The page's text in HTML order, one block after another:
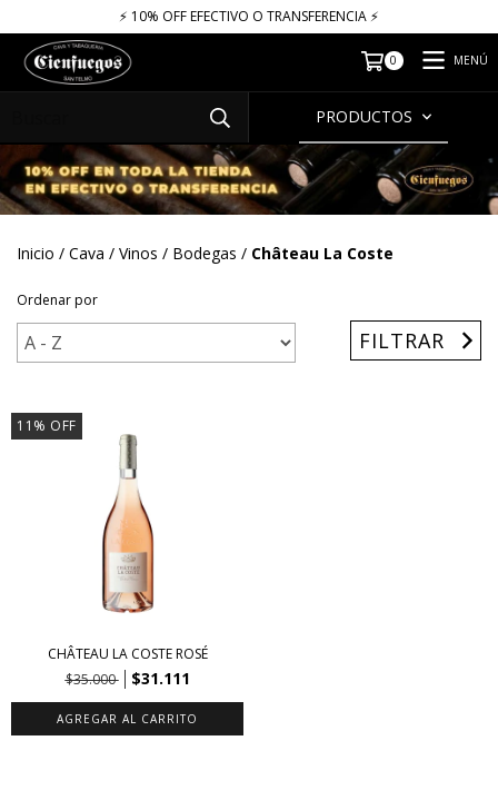
⚡​​​ 10% OFF EFECTIVO O TRANSFERENCIA ⚡​
0 MENÚ
PRODUCTOS
Inicio / Cava / Vinos / Bodegas / Château La Coste
Ordenar por
FILTRAR
11 % OFF
CHÂTEAU LA COSTE ROSÉ
$35.000
$31.111